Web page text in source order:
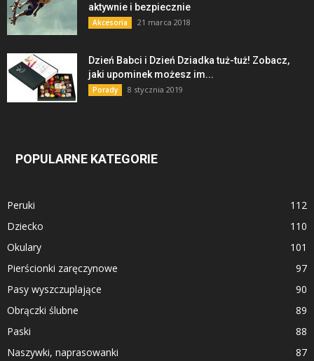
aktywnie i bezpiecznie
Akcesoria 21 marca 2018
Dzień Babci i Dzień Dziadka tuż-tuż! Zobacz,
jaki upominek możesz im...
Porady 8 stycznia 2019
POPULARNE KATEGORIE
Peruki
112
Dziecko
110
Okulary
101
Pierścionki zaręczynowe
97
Pasy wyszczuplające
90
Obrączki ślubne
89
Paski
88
Naszywki, naprasowanki
87